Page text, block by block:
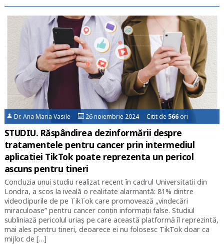
Dr. Ana Maria Vasile 26 noiembrie 2024 Citit de 566ori
STUDIU. Răspândirea dezinformării despre
tratamentele pentru cancer prin intermediul
aplicatiei TikTok poate reprezenta un pericol
ascuns pentru tineri
Concluzia unui studiu realizat recent în cadrul Universitatii din
Londra, a scos la iveală o realitate alarmantă: 81% dintre
videoclipurile de pe TikTok care promovează „vindecări
miraculoase” pentru cancer conțin informații false. Studiul
subliniază pericolul uriaș pe care această platformă îl reprezintă,
mai ales pentru tineri, deoarece ei nu folosesc TikTok doar ca
mijloc de […]